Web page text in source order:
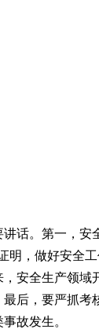
话。第一，
明，做好安全
安全生产领
后，要严抓
故发生。